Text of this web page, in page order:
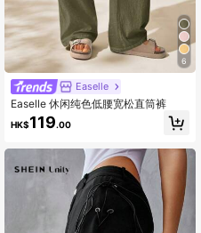
6
Easelle
Easelle 休闲纯色低腰宽松直筒裤
HK$119.00